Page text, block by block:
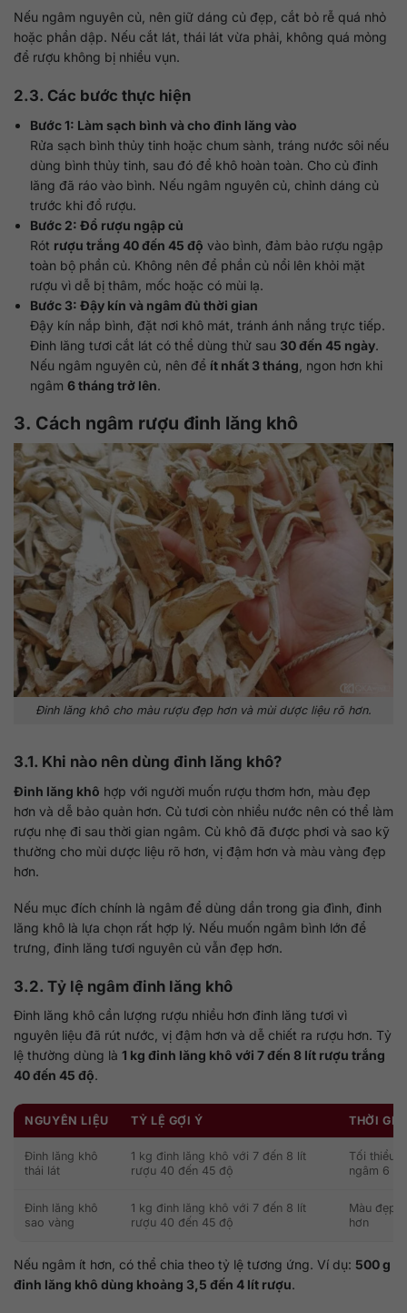
Nếu ngâm nguyên củ, nên giữ dáng củ đẹp, cắt bỏ rễ quá nhỏ
hoặc phần dập. Nếu cắt lát, thái lát vừa phải, không quá mỏng
để rượu không bị nhiều vụn.
2.3. Các bước thực hiện
Bước 1: Làm sạch bình và cho đinh lăng vào
Rửa sạch bình thủy tinh hoặc chum sành, tráng nước sôi nếu
dùng bình thủy tinh, sau đó để khô hoàn toàn. Cho củ đinh
lăng đã ráo vào bình. Nếu ngâm nguyên củ, chỉnh dáng củ
trước khi đổ rượu.
Bước 2: Đổ rượu ngập củ
Rót rượu trắng 40 đến 45 độ vào bình, đảm bảo rượu ngập
toàn bộ phần củ. Không nên để phần củ nổi lên khỏi mặt
rượu vì dễ bị thâm, mốc hoặc có mùi lạ.
Bước 3: Đậy kín và ngâm đủ thời gian
Đậy kín nắp bình, đặt nơi khô mát, tránh ánh nắng trực tiếp.
Đinh lăng tươi cắt lát có thể dùng thử sau 30 đến 45 ngày.
Nếu ngâm nguyên củ, nên để ít nhất 3 tháng , ngon hơn khi
ngâm6 tháng trở lên.
3. Cách ngâm rượu đinh lăng khô
Đinh lăng khô cho màu rượu đẹp hơn và mùi dược liệu rõ hơn.
3.1. Khi nào nên dùng đinh lăng khô?
Đinh lăng khô hợp với người muốn rượu thơm hơn, màu đẹp
hơn và dễ bảo quản hơn. Củ tươi còn nhiều nước nên có thể làm
rượu nhẹ đi sau thời gian ngâm. Củ khô đã được phơi và sao kỹ
thường cho mùi dược liệu rõ hơn, vị đậm hơn và màu vàng đẹp
hơn.
Nếu mục đích chính là ngâm để dùng dần trong gia đình, đinh
lăng khô là lựa chọn rất hợp lý. Nếu muốn ngâm bình lớn để
trưng, đinh lăng tươi nguyên củ vẫn đẹp hơn.
3.2. Tỷ lệ ngâm đinh lăng khô
Đinh lăng khô cần lượng rượu nhiều hơn đinh lăng tươi vì
nguyên liệu đã rút nước, vị đậm hơn và dễ chiết ra rượu hơn. Tỷ
lệ thường dùng là 1 kg đinh lăng khô với 7 đến 8 lít rượu trắng
40 đến 45 độ.
NGUYÊN LIỆU TỶ LỆ GỢI Ý THỜI
Đinh lăng khô
thái lát
1 kg đinh lăng khô với 7 đến 8 lít
rượu 40 đến 45 độ
Tối thiểu
ngâm 6
Đinh lăng khô
sao vàng
1 kg đinh lăng khô với 7 đến 8 lít
rượu 40 đến 45 độ
Màu đẹp
hơn
Nếu ngâm ít hơn, có thể chia theo tỷ lệ tương ứng. Ví dụ: 500 g
đinh lăng khô dùng khoảng 3,5 đến 4 lít rượu.